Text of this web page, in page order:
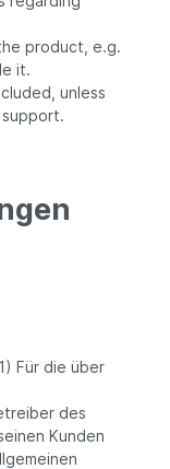
product, e.g.
it.
unless
Für die über
des
Kunden